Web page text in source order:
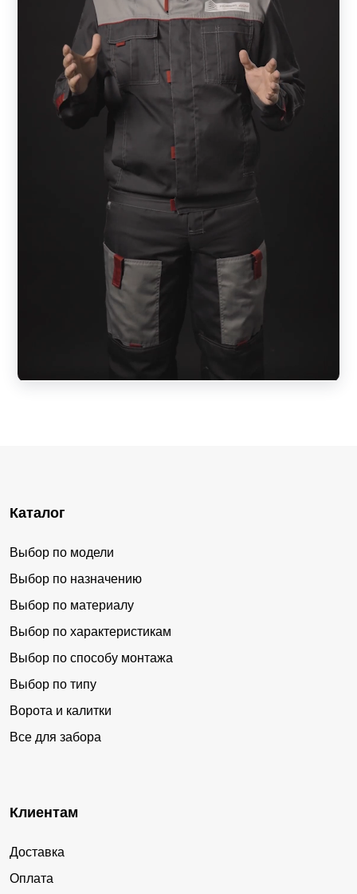
Каталог
Выбор по модели
Выбор по назначению
Выбор по материалу
Выбор по характеристикам
Выбор по способу монтажа
Выбор по типу
Ворота и калитки
Все для забора
Клиентам
Доставка
Оплата